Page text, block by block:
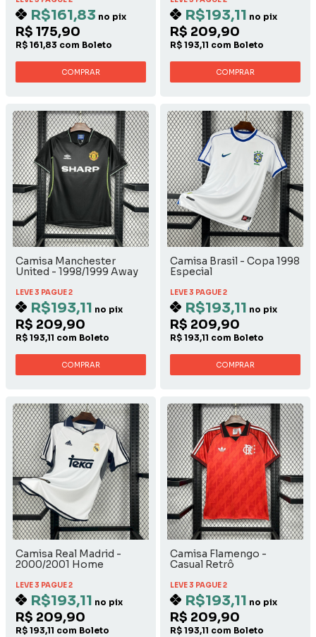
R$161,83 no pix
R$ 175,90
R$ 161,83 com Boleto
COMPRAR
R$193,11 no pix
R$ 209,90
R$ 193,11 com Boleto
COMPRAR
Camisa Manchester
United - 1998/1999 Away
LEVE 3 PAGUE 2
R$193,11 no pix
R$ 209,90
R$ 193,11 com Boleto
COMPRAR
Camisa Brasil - Copa 1998
Especial
LEVE 3 PAGUE 2
R$193,11 no pix
R$ 209,90
R$ 193,11 com Boleto
COMPRAR
Camisa Real Madrid -
2000/2001 Home
LEVE 3 PAGUE 2
R$193,11 no pix
R$ 209,90
R$ 193,11 com Boleto
Camisa Flamengo -
Casual Retrô
LEVE 3 PAGUE 2
R$193,11 no pix
R$ 209,90
R$ 193,11 com Boleto